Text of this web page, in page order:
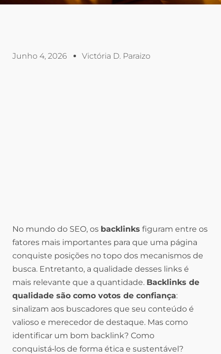
Junho 4, 2026 Victória D. Paraizo
No mundo do SEO, os backlinks figuram entre os
fatores mais importantes para que uma página
conquiste posições no topo dos mecanismos de
busca. Entretanto, a qualidade desses links é
mais relevante que a quantidade. Backlinks de
qualidade são como votos de confiança:
sinalizam aos buscadores que seu conteúdo é
valioso e merecedor de destaque. Mas como
identificar um bom backlink? Como
conquistá‑los de forma ética e sustentável?